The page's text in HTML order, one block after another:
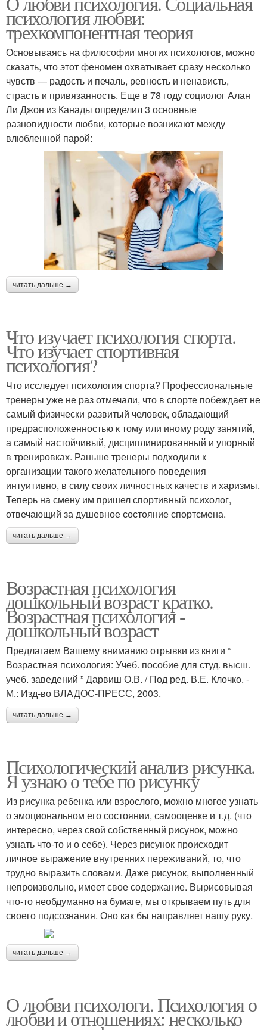
психология любви:
трехкомпонентная теория
Основываясь на философии многих психологов, можно
сказать, что этот феномен охватывает сразу несколько
чувств — радость и печаль, ревность и ненависть,
страсть и привязанность. Еще в 78 году социолог Алан
Ли Джон из Канады определил 3 основные
разновидности любви, которые возникают между
влюбленной парой:
читать дальше →
Что изучает психология спорта.
Что изучает спортивная
психология?
Что исследует психология спорта? Профессиональные
тренеры уже не раз отмечали, что в спорте побеждает не
самый физически развитый человек, обладающий
предрасположенностью к тому или иному роду занятий,
а самый настойчивый, дисциплинированный и упорный
в тренировках. Раньше тренеры подходили к
организации такого желательного поведения
интуитивно, в силу своих личностных качеств и харизмы.
Теперь на смену им пришел спортивный психолог,
отвечающий за душевное состояние спортсмена.
читать дальше →
Возрастная психология
дошкольный возраст кратко.
Возрастная психология -
дошкольный возраст
Предлагаем Вашему вниманию отрывки из книги “
Возрастная психология: Учеб. пособие для студ. высш.
учеб. заведений ” Дарвиш О.В. / Под ред. В.Е. Клочко. -
М.: Изд-во ВЛАДОС-ПРЕСС, 2003.
читать дальше →
Психологический анализ рисунка.
Я узнаю о тебе по рисунку
Из рисунка ребенка или взрослого, можно многое узнать
о эмоциональном его состоянии, самооценке и т.д. (что
интересно, через свой собственный рисунок, можно
узнать что-то и о себе). Через рисунок происходит
личное выражение внутренних переживаний, то, что
трудно выразить словами. Даже рисунок, выполненный
непроизвольно, имеет свое содержание. Вырисовывая
что-то необдуманно на бумаге, мы открываем путь для
своего подсознания. Оно как бы направляет нашу руку.
читать дальше →
О любви психологи. Психология о
любви и отношениях: несколько